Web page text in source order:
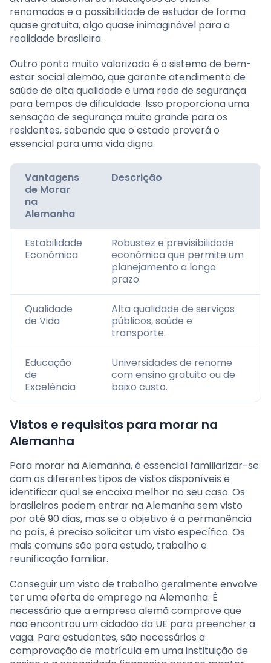
renomadas e a possibilidade de estudar de forma
quase gratuita, algo quase inimaginável para a
realidade brasileira.
Outro ponto muito valorizado é o sistema de bem-
estar social alemão, que garante atendimento de
saúde de alta qualidade e uma rede de segurança
para tempos de dificuldade. Isso proporciona uma
sensação de segurança muito grande para os
residentes, sabendo que o estado proverá o
essencial para uma vida digna.
Vantagens
de Morar
na
Alemanha
Descrição
Estabilidade
Econômica
Robustez e previsibilidade
econômica que permite um
planejamento a longo
prazo.
Qualidade
de Vida
Alta qualidade de serviços
públicos, saúde e
transporte.
Educação
de
Excelência
Universidades de renome
com ensino gratuito ou de
baixo custo.
Vistos e requisitos para morar na
Alemanha
Para morar na Alemanha, é essencial familiarizar-se
com os diferentes tipos de vistos disponíveis e
identificar qual se encaixa melhor no seu caso. Os
brasileiros podem entrar na Alemanha sem visto
por até 90 dias, mas se o objetivo é a permanência
no país, é preciso solicitar um visto específico. Os
mais comuns são para estudo, trabalho e
reunificação familiar.
Conseguir um visto de trabalho geralmente envolve
ter uma oferta de emprego na Alemanha. É
necessário que a empresa alemã comprove que
não encontrou um cidadão da UE para preencher a
vaga. Para estudantes, são necessários a
comprovação de matrícula em uma instituição de